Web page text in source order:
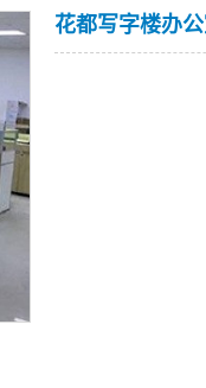
花都写字楼办